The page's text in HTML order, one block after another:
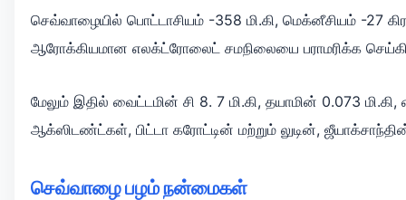
செவ்வாழையில் பொட்டாசியம் -358 மி.கி, மெக்னீசியம் -27
ஆரோக்கியமான எலக்ட்ரோலைட் சமநிலையை பராமரிக்க
மேலும் இதில் வைட்டமின் சி 8. 7 மி.கி, தயாமின் 0.073
ஆக்ஸிடண்ட்கள், பிட்டா கரோட்டின் மற்றும் லுடின்,
செவ்வாழைபழம்நன்மைகள்